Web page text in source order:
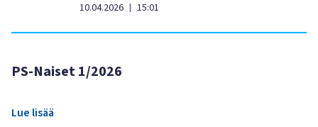
10.04.2026 | 15:01
PS-Naiset 1/2026
Lue lisää